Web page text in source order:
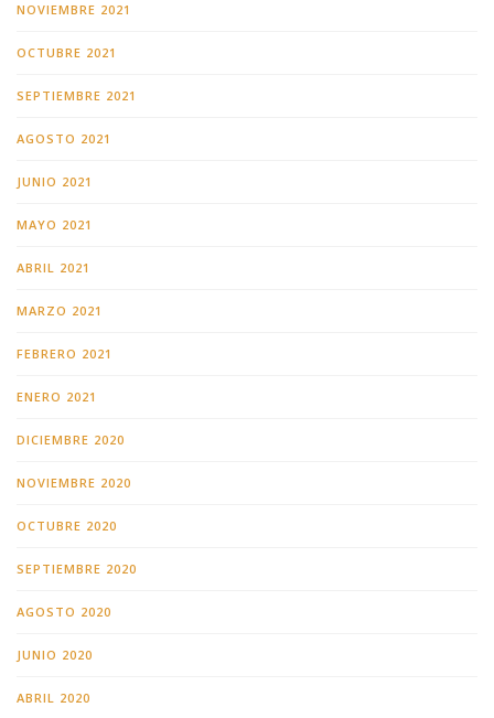
NOVIEMBRE 2021
OCTUBRE 2021
SEPTIEMBRE 2021
AGOSTO 2021
JUNIO 2021
MAYO 2021
ABRIL 2021
MARZO 2021
FEBRERO 2021
ENERO 2021
DICIEMBRE 2020
NOVIEMBRE 2020
OCTUBRE 2020
SEPTIEMBRE 2020
AGOSTO 2020
JUNIO 2020
ABRIL 2020